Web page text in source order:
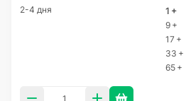
2-4 дня 1 +
9 +
17 +
33 +
65 +